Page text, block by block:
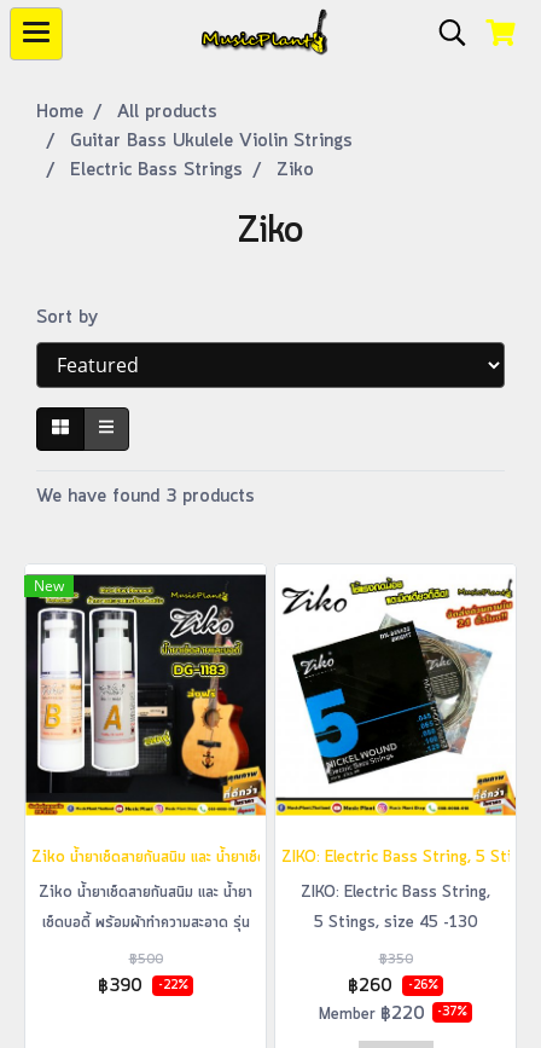
Home
All products
Guitar Bass Ukulele Violin Strings
Electric Bass Strings
Ziko
Ziko
Sort by
We have found 3 products
New
Ziko น้ำยาเช็ดสายกันสนิม และ น้ำยาเช็ดบอดี้ พร้อมผ้าทำความสะอาด รุ่น DG-1183
Ziko น้ำยาเช็ดสายกันสนิม และ น้ำยา
เช็ดบอดี้ พร้อมผ้าทำความสะอาด รุ่น
DG-1183
฿500
฿390 -22%
ZIKO: Electric Bass String, 5
ZIKO: Electric Bass String,
5 Stings, size 45 -130
฿350
฿260 -26%
Member ฿220 -37%